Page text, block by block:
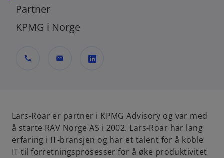
Partner
KPMG i Norge
call mail
n
s
i
n
Lars-Roar er partner i KPMG Advisory og var med
å starte RAV Norge AS i 2002. Lars-Roar har lang
erfaring i IT-bransjen og har et talent for å koble
IT til forretningsprosesser for å øke produktivitet